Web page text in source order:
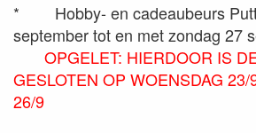
*
Hobby- en cadeaubeurs
september tot en met zondag 27
OPGELET: HIERDOOR IS
GESLOTEN OP WOENSDAG 23/
26/9